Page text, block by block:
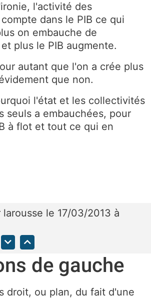
l'activité des
dans le PIB ce qui
on embauche de
plus le PIB augmente.
autant que l'on a crée plus
que non.
l'état et les collectivités
seuls a embauchées, pour
à flot et tout ce qui en
larousse le 17/03/2013 à
de gauche
droit, ou plan, du fait d'une